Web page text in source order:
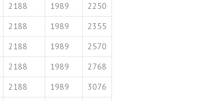
2188 1989
2250
2188 1989
2355
2188 1989
2570
2188 1989
2768
2188 1989
3076